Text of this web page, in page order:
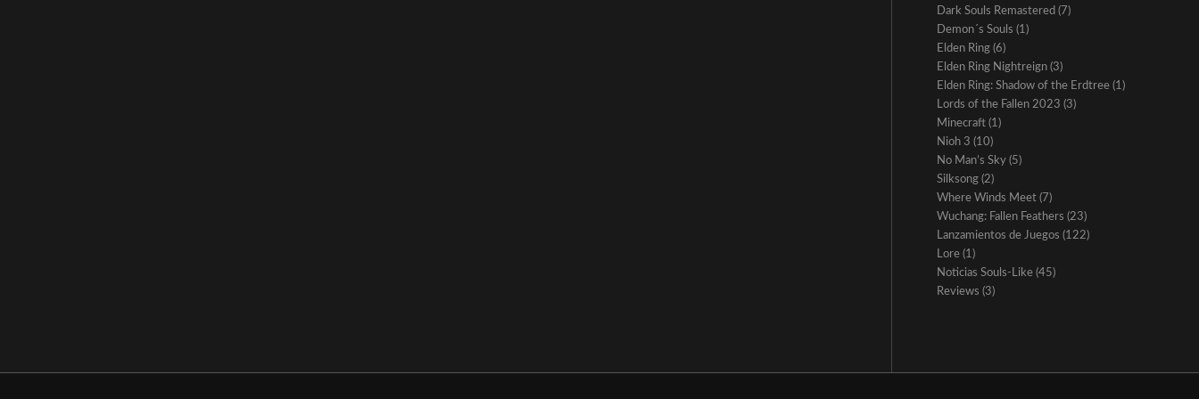
Dark Souls Remastered (7)
Demon´s Souls (1)
Elden Ring(6)
Elden Ring Nightreign(3)
Elden Ring: Shadow of the Erdtree(1)
Lords of the Fallen 2023 (3)
Minecraft(1)
Nioh 3 (10)
No Man’s Sky(5)
Silksong(2)
Where Winds Meet(7)
Wuchang: Fallen Feathers (23)
Lanzamientos de Juegos (122)
Lore(1)
Noticias Souls-Like(45)
Reviews (3)